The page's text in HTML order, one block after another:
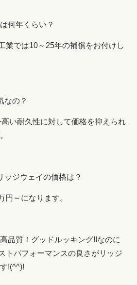
何年くらい？
業では10～25年の補償をお付けし
の？
い耐久性に対して価格を抑えられ
ジウェイの価格は？
円～になります。
品質！グッドルッキング!!なのに
トパフォーマンスの良さがリッジ
!(^^)!